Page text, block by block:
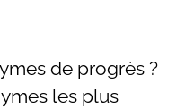
de progrès ?
les plus